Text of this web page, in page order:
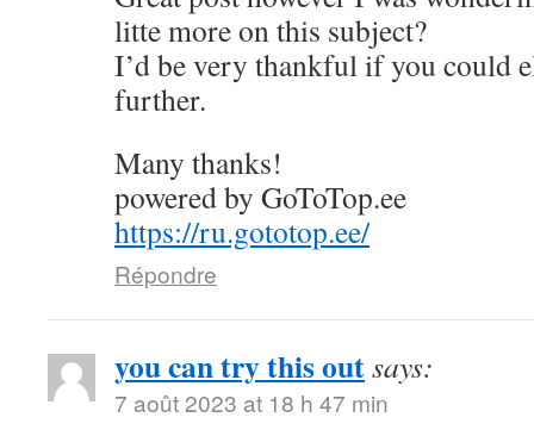
litte more on this subject?
I’d be very thankful if you could
further.
Many thanks!
powered by GoToTop.ee
https://ru.gototop.ee/
Répondre
you can try this outsays:
7 août 2023 at 18 h 47 min